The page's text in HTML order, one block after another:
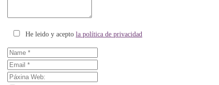
He leido y acepto la política de privacidad